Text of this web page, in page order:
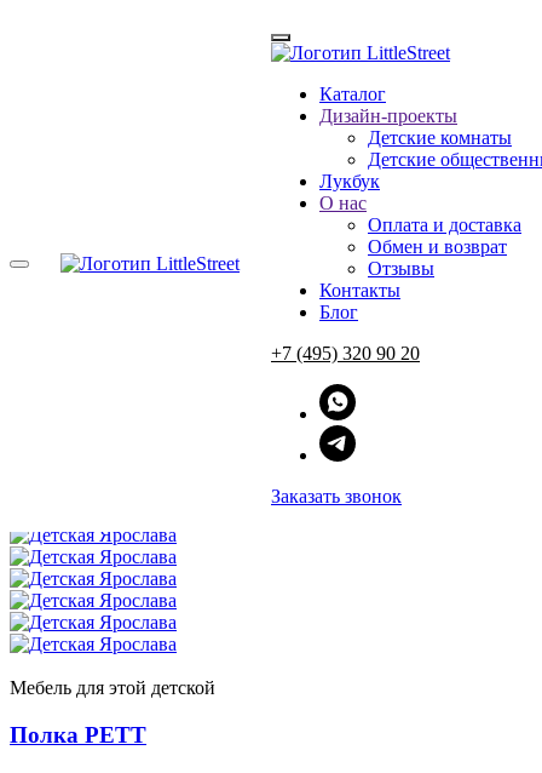
Каталог
Дизайн-проекты
Детские комнаты
Детские
Лукбук
О нас
Оплата и доставка
Обмен и возврат
Отзывы
Контакты
Блог
+7 (495) 320 90 20
Заказать звонок
Дизайн-проекты детской комнаты
Детская
и книг, — и на 15 квадратных метрах получается замечательная
Мебель для этой детской
Полка РЕТТ